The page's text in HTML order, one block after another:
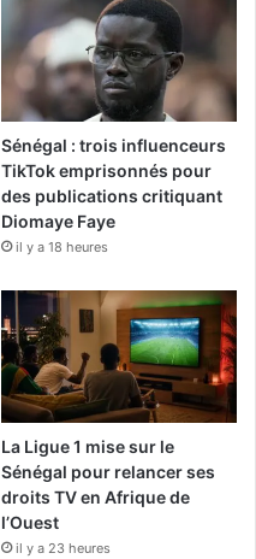
Sénégal : trois influenceurs
TikTok emprisonnés pour
des publications critiquant
Diomaye Faye
il y a 18 heures
La Ligue 1 mise sur le
Sénégal pour relancer ses
droits TV en Afrique de
l’Ouest
il y a 23 heures